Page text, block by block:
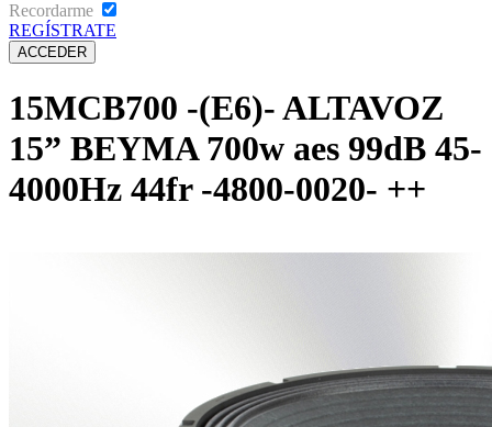
Recordarme
REGÍSTRATE
15MCB700 -(E6)- ALTAVOZ
15” BEYMA 700w aes 99dB 45-
4000Hz 44fr -4800-0020- ++